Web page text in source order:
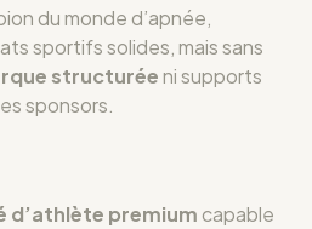
du monde d’apnée,
sportifs solides, mais sans
structuréeni supports
sponsors.
d’athlète premium capable